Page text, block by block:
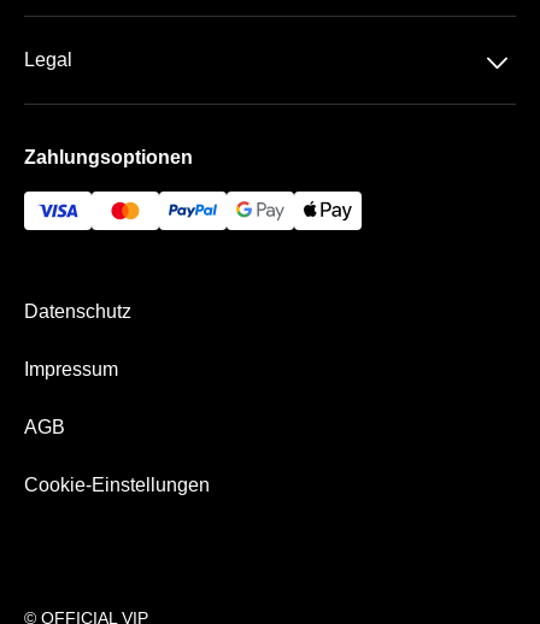
Basketball
Handball
Rock-Metal
Kontakt
Legal 􀆈
Impressum
Zahlungsoptionen
© OFFICIAL VIP
Datenschutz
Impressum
AGB
Cookie-Einstellungen